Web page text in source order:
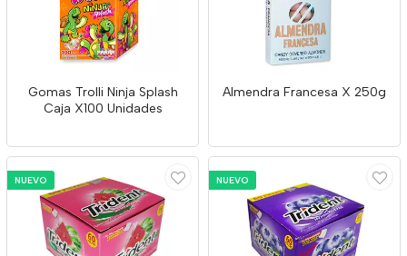
Gomas Trolli Ninja Splash
Caja X100 Unidades
Almendra Francesa X 250g
NUEVO NUEVO